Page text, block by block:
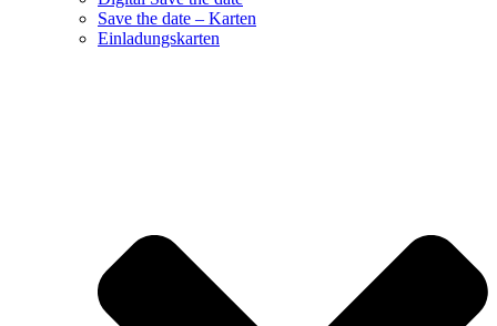
Save the date – Karten
Einladungskarten